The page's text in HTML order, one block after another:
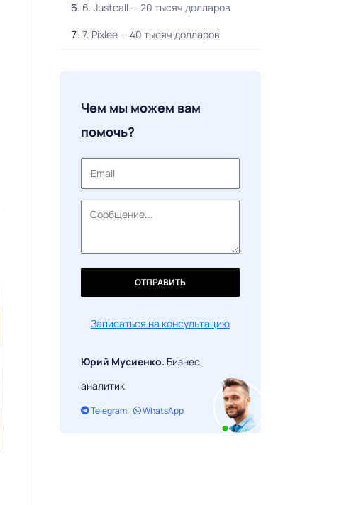
6. Justcall — 20 тысяч долларов
7. Pixlee — 40 тысяч долларов
10. Hotjar — 150 тысяч евро
долларов
13. UberFlip — 300+ тысяч долларов
15. Loop Email — 1 миллион долларов
Чем мы можем вам
помочь?
ОТПРАВИТЬ
Записаться на консультацию
Юрий Мусиенко. Бизнес
аналитик
Telegram WhatsApp